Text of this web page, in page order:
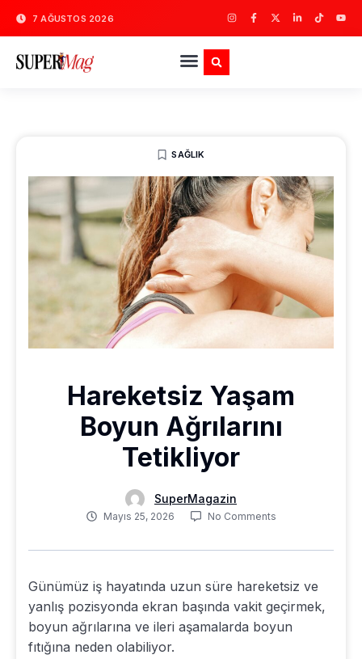
7 AĞUSTOS 2026
SAĞLIK
Hareketsiz Yaşam
Boyun Ağrılarını
Tetikliyor
SuperMagazin
Mayıs 25, 2026 No Comments
Günümüz iş hayatında uzun süre hareketsiz ve
yanlış pozisyonda ekran başında vakit geçirmek,
boyun ağrılarına ve ileri aşamalarda boyun
fıtığına neden olabiliyor.